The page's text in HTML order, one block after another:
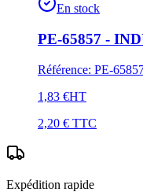
En stock
PE-65857 -
Référence: PE-
1,83 €HT
2,20 € TTC
Expédition rapide